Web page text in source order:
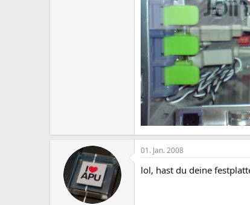
01. Jan. 2008
lol, hast du deine